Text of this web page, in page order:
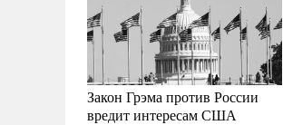
Закон Грэма против России
вредит интересам США